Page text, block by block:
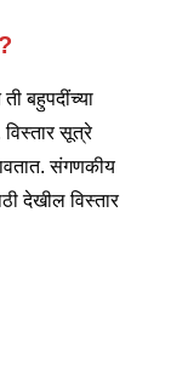
बहुपदींच्या
विस्तार सूत्रे
संगणकीय
देखील विस्तार